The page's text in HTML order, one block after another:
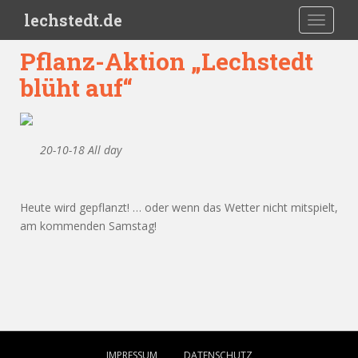
lechstedt.de
Pflanz-Aktion „Lechstedt
blüht auf“
20-10-18 All day
Heute wird gepflanzt! … oder wenn das Wetter nicht mitspielt,
am kommenden Samstag!
IMPRESSUM DATENSCHUTZ